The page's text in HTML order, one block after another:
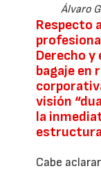
Álvaro
Respecto
Derecho
bagaje en
visión
la
Cabe